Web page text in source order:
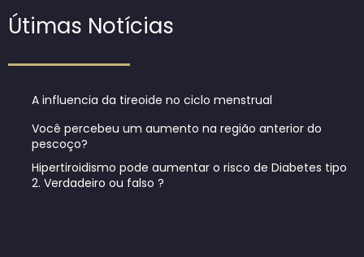
Útimas Notícias
A influencia da tireoide no ciclo menstrual
Você percebeu um aumento na região anterior do
pescoço?
Hipertiroidismo pode aumentar o risco de Diabetes tipo
2. Verdadeiro ou falso ?